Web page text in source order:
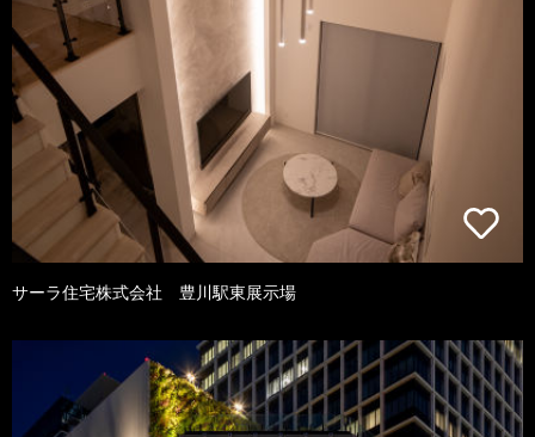
サーラ住宅株式会社 豊川駅東展示場